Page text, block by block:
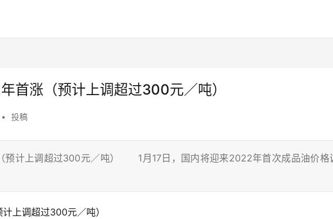
首涨（预计上调超过300元／吨）
• 投稿
预计上调超过300元／吨） 1月17日，国内将迎来2022年首次成品油价格
上调超过300元／吨）